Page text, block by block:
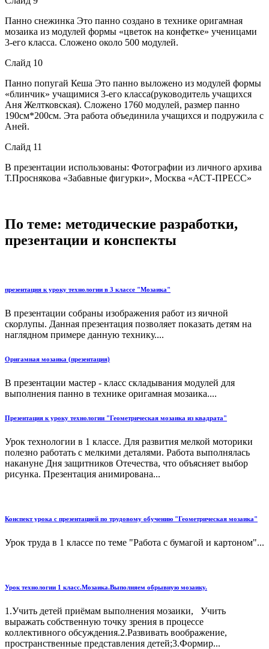
Панно снежинка Это панно создано в технике оригамная
мозаика из модулей формы «цветок на конфетке» ученицами
3-его класса. Сложено около 500 модулей.
Слайд 10
Панно попугай Кеша Это панно выложено из модулей формы
«блинчик» учащимися 3-его класса(руководитель учащихся
Аня Желтковская). Сложено 1760 модулей, размер панно
190см*200см. Эта работа объединила учащихся и подружила с
Аней.
Слайд 11
В презентации использованы: Фотографии из личного архива
Т.Проснякова «Забавные фигурки», Москва «АСТ-ПРЕСС»
По теме: методические разработки,
презентации и конспекты
презентация к уроку технологии в 3 классе "Мозаика"
В презентации собраны изображения работ из яичной
скорлупы. Данная презентация позволяет показать детям на
наглядном примере данную технику....
Оригамная мозаика (презентация)
В презентации мастер - класс складывания модулей для
выполнения панно в технике оригамная мозаика....
Презентация к уроку технологии "Геометрическая мозаика из квадрата"
Урок технологии в 1 классе. Для развития мелкой моторики
полезно работать с мелкими деталями. Работа выполнялась
накануне Дня защитников Отечества, что объясняет выбор
рисунка. Презентация анимирована...
Конспект урока с презентацией по трудовому обучению "Геометрическая мозаика"
Урок труда в 1 классе по теме "Работа с бумагой и картоном"...
Урок технологии 1 класс.Мозаика.Выполняем обрывную мозаику.
1.Учить детей приёмам выполнения мозаики, Учить
выражать собственную точку зрения в процессе
коллективного обсуждения.2.Развивать воображение,
пространственные представления детей;3.Формир...